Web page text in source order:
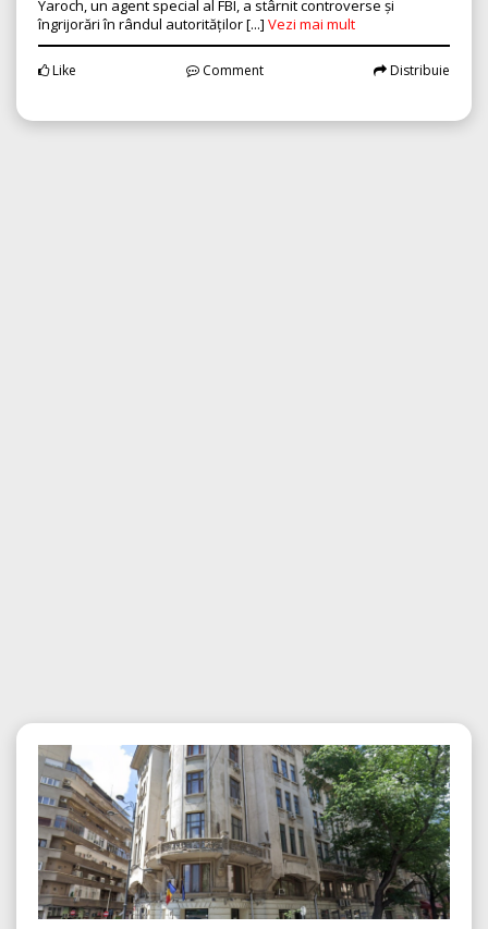
Yaroch, un agent special al FBI, a stârnit controverse și
îngrijorări în rândul autorităților [...] Vezi mai mult
Like Comment Distribuie